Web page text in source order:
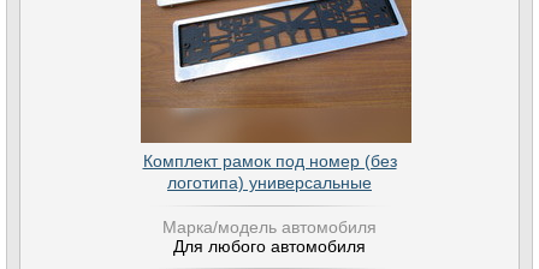
Комплект рамок под номер (без
логотипа) универсальные
Марка/модель автомобиля
Для любого автомобиля